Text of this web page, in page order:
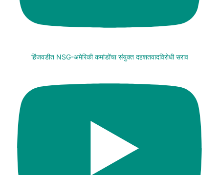
हिंजवडीत NSG-अमेरिकी कमांडोंचा संयुक्त दहशतवादविरोधी सराव